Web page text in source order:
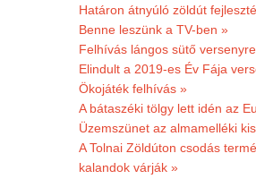
Határon átnyúló zöldút
Benne leszünk a TV-ben »
Felhívás lángos sütő
Elindult a 2019-es Év Fája
Ökojáték felhívás »
A bátaszéki tölgy lett idén az
Üzemszünet az almamelléki
A Tolnai Zöldúton csodás
kalandok várják »